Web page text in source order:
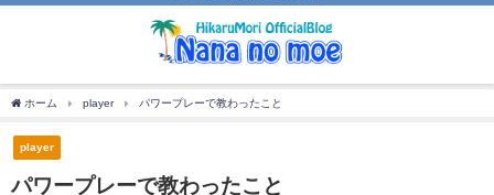
ホーム player パワープレーで教わったこと
player
パワープレーで教わったこと